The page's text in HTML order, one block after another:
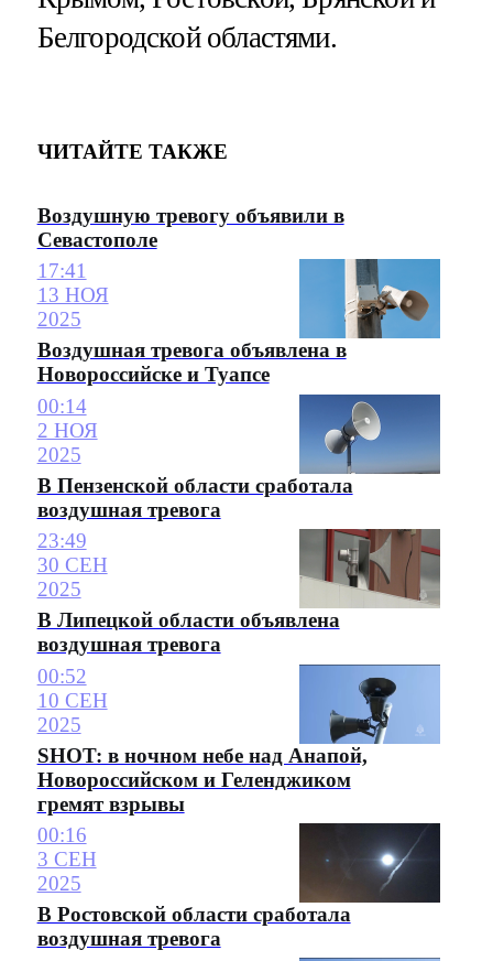
Белгородской областями.
ЧИТАЙТЕ ТАКЖЕ
Воздушную тревогу объявили в
Севастополе
17:41
13 НОЯ
2025
Воздушная тревога объявлена в
Новороссийске и Туапсе
00:14
2 НОЯ
2025
В Пензенской области сработала
воздушная тревога
23:49
30 СЕН
2025
В Липецкой области объявлена
воздушная тревога
00:52
10 СЕН
2025
SHOT: в ночном небе над Анапой,
Новороссийском и Геленджиком
гремят взрывы
00:16
3 СЕН
2025
В Ростовской области сработала
воздушная тревога